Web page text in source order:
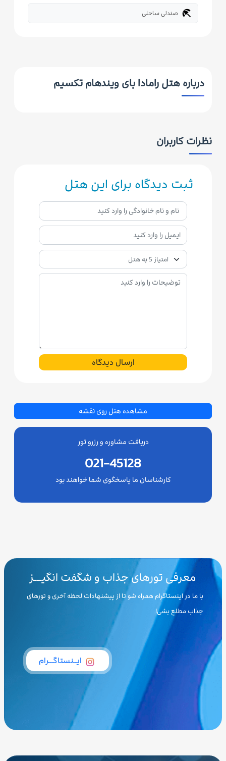
beach_access صندلی ساحلی
درباره هتل رامادا بای ویندهام تکسیم
نظرات کاربران
ثبت دیدگاه برای این هتل
ارسال دیدگاه
مشاهده هتل روی نقشه
دریافت مشاوره و رزرو تور
021-45128
کارشناسان ما پاسخگوی شما خواهند بود
معرفی تورهای جذاب و شگفت انگیـــز
با ما در اینستاگرام همراه شو تا از پیشنهادات لحظه آخری و تورهای
جذاب مطلع بشی!
ایــنستاگـــرام